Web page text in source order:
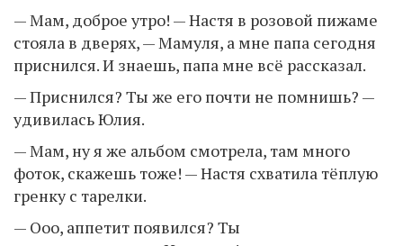
— Мам, доброе утро! — Настя в розовой пижаме
стояла в дверях, — Мамуля, а мне папа сегодня
приснился. И знаешь, папа мне всё рассказал.
— Приснился? Ты же его почти не помнишь? —
удивилась Юлия.
— Мам, ну я же альбом смотрела, там много
фоток, скажешь тоже! — Настя схватила тёплую
гренку с тарелки.
— Ооо, аппетит появился? Ты